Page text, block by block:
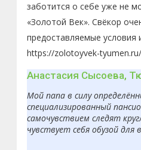
заботится о себе уже не
«Золотой Век». Свёкор
предоставляемые
https://zolotoyvek-
Анастасия Сысоева,
Мой папа в силу
специализированный
самочувствием следят
чувствует себя обузой